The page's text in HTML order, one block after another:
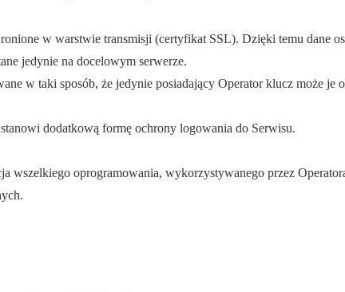
w warstwie transmisji (certyfikat SSL). Dzięki temu dane
jedynie na docelowym serwerze.
w taki sposób, że jedynie posiadający Operator klucz może je
dodatkową formę ochrony logowania do Serwisu.
wszelkiego oprogramowania, wykorzystywanego przez